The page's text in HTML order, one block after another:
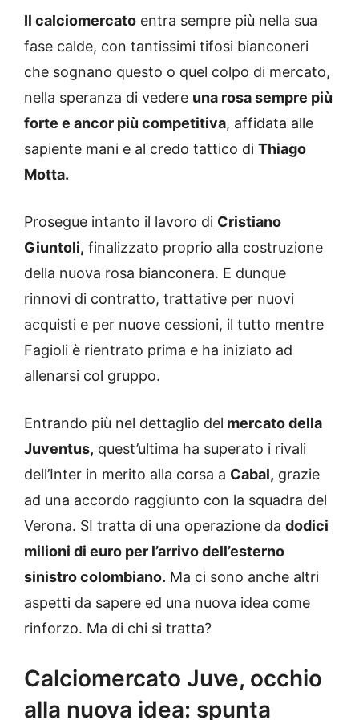
Il calciomercato entra sempre più nella sua
fase calde, con tantissimi tifosi bianconeri
che sognano questo o quel colpo di mercato,
nella speranza di vedere una rosa sempre più
forte e ancor più competitiva, affidata alle
sapiente mani e al credo tattico di Thiago
Motta.
Prosegue intanto il lavoro di Cristiano
Giuntoli, finalizzato proprio alla costruzione
della nuova rosa bianconera. E dunque
rinnovi di contratto, trattative per nuovi
acquisti e per nuove cessioni, il tutto mentre
Fagioli è rientrato prima e ha iniziato ad
allenarsi col gruppo.
Entrando più nel dettaglio del mercato della
Juventus, quest’ultima ha superato i rivali
dell’Inter in merito alla corsa a Cabal, grazie
ad una accordo raggiunto con la squadra del
Verona. SI tratta di una operazione da dodici
milioni di euro per l’arrivo dell’esterno
sinistro colombiano. Ma ci sono anche altri
aspetti da sapere ed una nuova idea come
rinforzo. Ma di chi si tratta?
Calciomercato Juve, occhio
alla nuova idea: spunta